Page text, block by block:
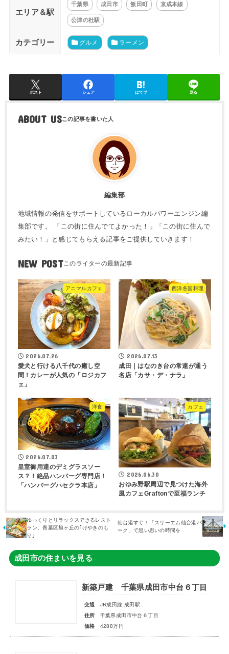
エリア＆駅
千葉県 成田市 飯田町 京成本線
公津の杜駅
カテゴリー グルメ ラーメン
ポスト シェア はてブ 送る
ABOUT US
編集部
地域情報の発信をサポートしているローカルパワーエンジン編
集部です。 「この街に住んでてよかった！」「この街に住んで
みたい！」と感じてもらえる記事をご提供していきます！
NEW POST
アニマルカフェ
2026.07.26
愛犬と行ける八千代の癒し空
間！カレーが人気の「ロジカフ
ェ」
西洋各国料理
2026.07.13
成田｜はなのき台の常連が通う
名店「カサ・デ・ナラ」
洋食
2026.07.03
皇室御用達のデミグラスソー
ス？！絶品ハンバーグ専門店！
「ハンバーグハセクラ本店」
カフェ
2026.06.30
おゆみ野駅周辺で見つけた海外
風カフェGraftonで至福ランチ
ゆっくりとリラックスできるレスト
ラン、青葉区旭ヶ丘の｢けやきのも
り｣
仙台港すぐ！「スリーエム仙台港パ
ーク」で思い思いの時間を
成田市の住まいを見る
新築戸建 千葉県成田市中台６丁目
交通
JR成田線 成田駅
住所
千葉県成田市中台６丁目
価格
4288万円